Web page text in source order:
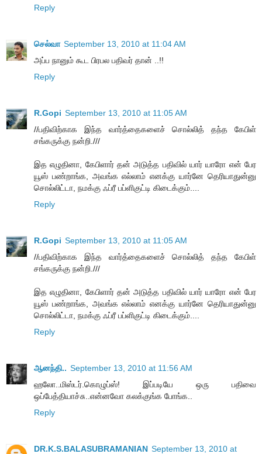
Reply
செல்வா September 13, 2010 at 11:04 AM
அப்ப நானும் கூட பிரபல பதிவர் தான் ..!!
Reply
R.Gopi September 13, 2010 at 11:05 AM
//பதிவிற்காக இந்த வார்த்தைகளைச் சொல்லித் தந்த கேபிள்
சங்கருக்கு நன்றி.///
இத எழுதினா, கேபிளார் தன் அடுத்த பதிவில் யார் யாரோ என் பேர
யூஸ் பண்றாங்க, அவங்க எல்லாம் எனக்கு யார்னே தெரியாதுன்னு
சொல்லிட்டா, நமக்கு ஃப்ரீ பப்ளிகுட்டி கிடைக்கும்....
Reply
R.Gopi September 13, 2010 at 11:05 AM
//பதிவிற்காக இந்த வார்த்தைகளைச் சொல்லித் தந்த கேபிள்
சங்கருக்கு நன்றி.///
இத எழுதினா, கேபிளார் தன் அடுத்த பதிவில் யார் யாரோ என் பேர
யூஸ் பண்றாங்க, அவங்க எல்லாம் எனக்கு யார்னே தெரியாதுன்னு
சொல்லிட்டா, நமக்கு ஃப்ரீ பப்ளிகுட்டி கிடைக்கும்....
Reply
ஆனந்தி.. September 13, 2010 at 11:56 AM
ஹலோ..மிஸ்டர்.கொழுப்ஸ்! இப்படியே ஒரு பதிவை
ஒப்பேத்தியாச்சு..என்னவோ கலக்குங்க போங்க..
Reply
DR.K.S.BALASUBRAMANIAN September 13, 2010 at